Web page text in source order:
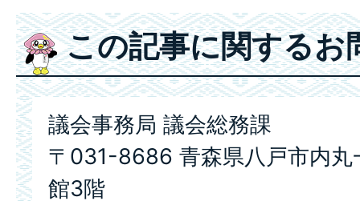
この記事に関するお
議会事務局 議会総務課
〒031-8686 青森県八戸市内丸
館3階